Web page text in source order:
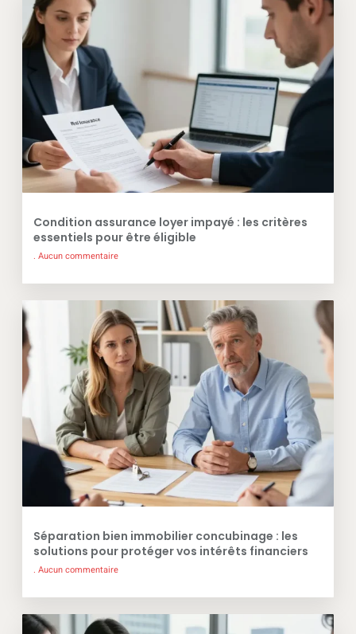
Condition assurance loyer impayé : les critères
essentiels pour être éligible
Aucun commentaire
Séparation bien immobilier concubinage : les
solutions pour protéger vos intérêts financiers
Aucun commentaire